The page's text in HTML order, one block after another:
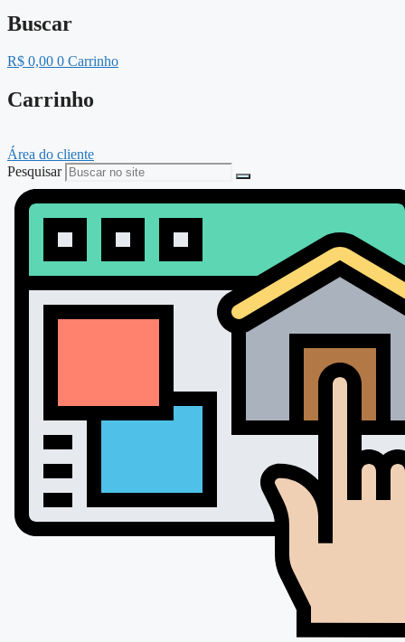
Buscar
R$ 0,00 0 Carrinho
Carrinho
Área do cliente
Pesquisar